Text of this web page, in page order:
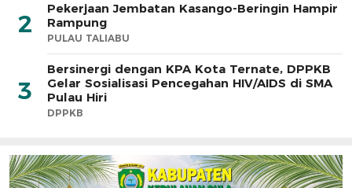
2
Pekerjaan Jembatan Kasango-Beringin Hampir
Rampung
PULAU TALIABU
3
Bersinergi dengan KPA Kota Ternate, DPPKB
Gelar Sosialisasi Pencegahan HIV/AIDS di SMA
Pulau Hiri
DPPKB